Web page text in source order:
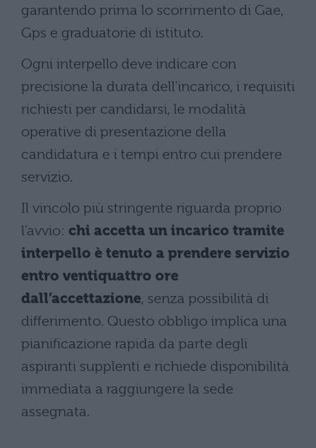
garantendo prima lo scorrimento di Gae,
Gps e graduatorie di istituto.
Ogni interpello deve indicare con
precisione la durata dell’incarico, i requisiti
richiesti per candidarsi, le modalità
operative di presentazione della
candidatura e i tempi entro cui prendere
servizio.
Il vincolo più stringente riguarda proprio
l’avvio: chi accetta un incarico tramite
interpello è tenuto a prendere servizio
entro ventiquattro ore
dall’accettazione, senza possibilità di
differimento. Questo obbligo implica una
pianificazione rapida da parte degli
aspiranti supplenti e richiede disponibilità
immediata a raggiungere la sede
assegnata.